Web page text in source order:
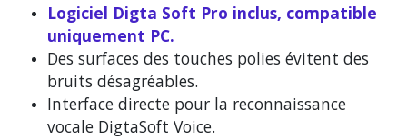
Logiciel Digta Soft Pro inclus, compatible
uniquement PC.
Des surfaces des touches polies évitent des
bruits désagréables.
Interface directe pour la reconnaissance
vocale DigtaSoft Voice.